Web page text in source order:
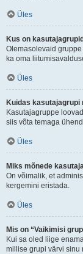
Üles
Kus on
Olemasolevaid
ka oma
Üles
Kuidas
Kasutajagruppe
siis võta temaga
Üles
Miks mõnede
On võimalik, et
kergemini eristada.
Üles
Mis on “Vaikimisi
Kui sa oled liige
millise grupi värvi sinu